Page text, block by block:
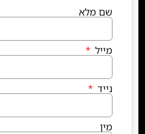
איך מגיעים
קניון פרנדלי גן יבנה, המגינים 56
בואו לבקר
שם מלא
מייל
נייד
מין